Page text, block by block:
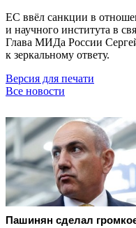
ЕС ввёл санкции в
и научного института в
Глава МИДа России
к зеркальному ответу.
Версия для печати
Все новости
Пашинян сделал